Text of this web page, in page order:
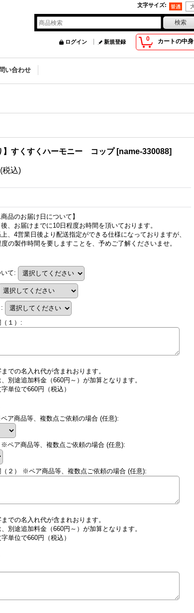
文字サイズ:
0 カートの中身
ログイン 新規登録
い合わせ
】すくすくハーモニー コップ [name-330088]
(税込)
品のお届け日について】
、お届けまでに10日程度お時間を頂いております。
、4営業日後より配送指定ができる仕様になっておりますが、
の製作時間を要しますことを、予めご了解くださいませ。
て:
:
１） :
での名入れ代が含まれおります。
別途追加料金（660円～）が加算となります。
単位で660円（税込）
ア商品等、複数点ご依頼の場合 (任意):
ペア商品等、複数点ご依頼の場合 (任意):
２） ※ペア商品等、複数点ご依頼の場合 (任意):
での名入れ代が含まれおります。
別途追加料金（660円～）が加算となります。
単位で660円（税込）